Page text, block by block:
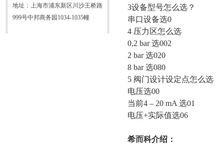
地址：上海市浦东新区川沙王桥路
999号中邦商务园1034-1035幢
3设备型号怎么选？
串口设备选0
4 压力区怎么选
0,2 bar 选002
2 bar 选020
8 bar 选080
5 阀门设计设定点怎么选
电压选00
当前4 – 20 mA 选01
电压+实际值选06
希而科介绍：